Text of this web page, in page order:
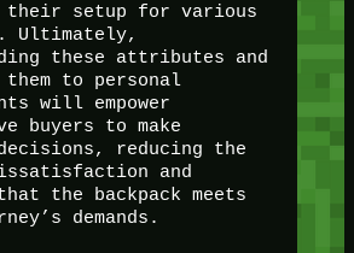
their setup for various
Ultimately,
these attributes and
them to personal
will empower
buyers to make
reducing the
and
the backpack meets
demands.